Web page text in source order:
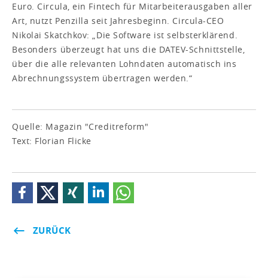
Euro. Circula, ein Fintech für Mitarbeiterausgaben aller
Art, nutzt Penzilla seit Jahresbeginn. Circula-CEO
Nikolai Skatchkov: „Die Software ist selbsterklärend.
Besonders überzeugt hat uns die DATEV-Schnittstelle,
über die alle relevanten Lohndaten automatisch ins
Abrechnungssystem übertragen werden.“
Quelle: Magazin "Creditreform"
Text: Florian Flicke
ZURÜCK